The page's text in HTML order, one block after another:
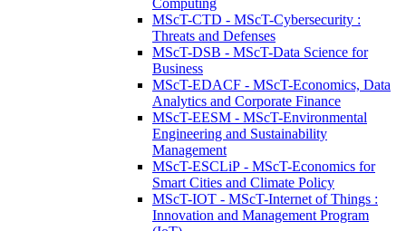
Computing
MScT-CTD - MScT-Cybersecurity :
Threats and Defenses
MScT-DSB - MScT-Data Science for
Business
MScT-EDACF - MScT-Economics, Data
Analytics and Corporate Finance
MScT-EESM - MScT-Environmental
Engineering and Sustainability
Management
MScT-ESCLiP - MScT-Economics for
Smart Cities and Climate Policy
MScT-IOT - MScT-Internet of Things :
Innovation and Management Program